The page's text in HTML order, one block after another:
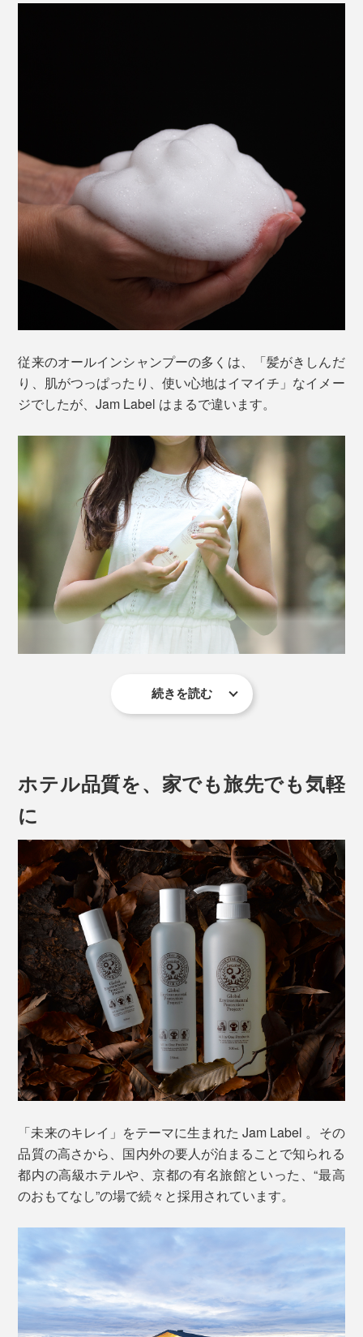
Jam Label を手のひらに500円玉程度（約5ml）出して、
水を含ませてから泡立ててください。
見た目は透明、目立った香りもない、ごく普通のシャン
プーですが、あっという間にキメ細かい、モチモチ泡の
できあがり。
まずは、いつものように頭を洗います。指でマッサージ
するように洗っていると、ますます泡立ってきて、しか
も、その泡がヘタりにくいことを実感するはずです。
シャンプー後はすぐに流さないで、そのまま髪を「泡パ
ック」するのがオススメ（2分以上）。その間に、残り
の泡で顔～体と、泡を上から下へ流していくイメージで
洗ってください。
※髪が長い人やオイリー肌の人は、髪を洗った後の泡が足りなくなる場合がありま
す。そのときは、シャンプーを継ぎ足して、再びよく泡立ててください
全身を洗ったら、一気にシャワーで流して、お風呂は終
了。
従来のオールインシャンプーの多くは、「髪がきしんだ
り、肌がつっぱったり、使い心地はイマイチ」なイメー
ジでしたが、Jam Label はまるで違います。
本当の心地よさを追求するために、年間1,000人以上の
プロの美容師たちとともに使用感をチェック。
5年がかりで、洗い心地、仕上がりともに極めた Jam
Label を完成させました。
続きを読む
ホテル品質を、家でも旅先でも気軽
に
「未来のキレイ」をテーマに生まれた Jam Label 。その
品質の高さから、国内外の要人が泊まることで知られる
都内の高級ホテルや、京都の有名旅館といった、“最高
のおもてなし”の場で続々と採用されています。